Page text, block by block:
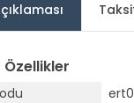
Özellikler